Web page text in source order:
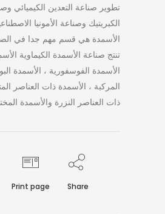
تطوير صناعة التعدين الكيميائي
الكبريتيك وصناعة الأمونيا
الأسمدة هي قسم مهم جدا في
تنتج صناعة الأسمدة الكيماوية
الأسمدة الفوسفورية ، الأسمدة
المركبة ، الأسمدة ذات العناصر
ذات العناصر النزرة والأسمدة
Share
Print page